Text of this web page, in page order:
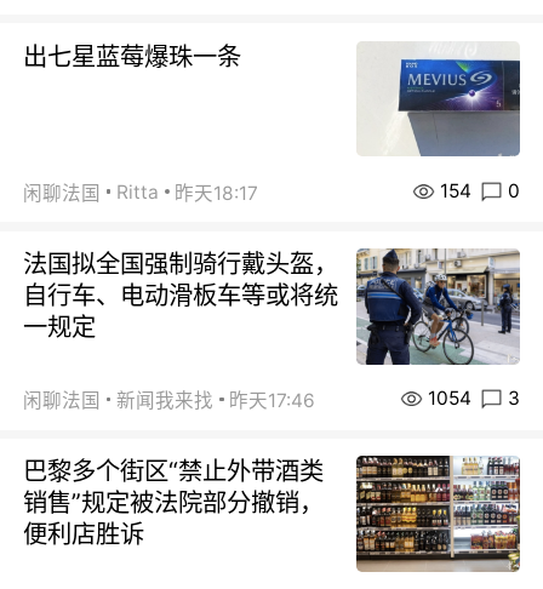
出七星蓝莓爆珠一条
闲聊法国 Ritta 昨天18:17 154 0
法国拟全国强制骑行戴头盔，
自行车、电动滑板车等或将统
一规定
闲聊法国 新闻我来找 昨天17:46 1054 3
巴黎多个街区“禁止外带酒类
销售”规定被法院部分撤销，
便利店胜诉